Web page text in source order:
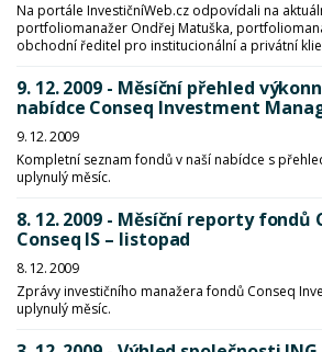
Na portále InvestičníWeb.cz odpovídali na
portfoliomanažer Ondřej Matuška,
obchodní ředitel pro institucionální a privátní
9. 12. 2009 - Měsíční přehled
nabídce Conseq Investment
9. 12. 2009
Kompletní seznam fondů v naší nabídce s
uplynulý měsíc.
8. 12. 2009 - Měsíční reporty fondů
Conseq IS – listopad
8. 12. 2009
Zprávy investičního manažera fondů Conseq
uplynulý měsíc.